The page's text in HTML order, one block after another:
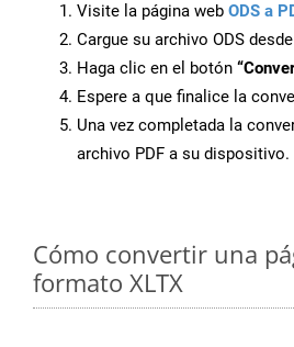
Visite la página web ODS a
Cargue su archivo ODS
Haga clic en el botón
Espere a que finalice la
Una vez completada la
archivo PDF a su dispositivo.
Cómo convertir una
formato XLTX